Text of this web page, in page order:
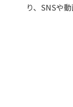
り、SNSや